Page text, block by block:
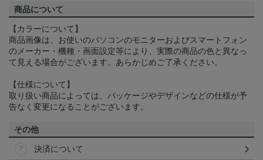
商品について
【カラーについて】
商品画像は、お使いのパソコンのモニターおよびスマートフォン
のメーカー・機種・画面設定等により、実際の商品の色と異なっ
て見える場合がございます。あらかじめご了承ください。
【仕様について】
取り扱い商品によっては、パッケージやデザインなどの仕様が予
告なく変更になることがございます。
その他
決済について